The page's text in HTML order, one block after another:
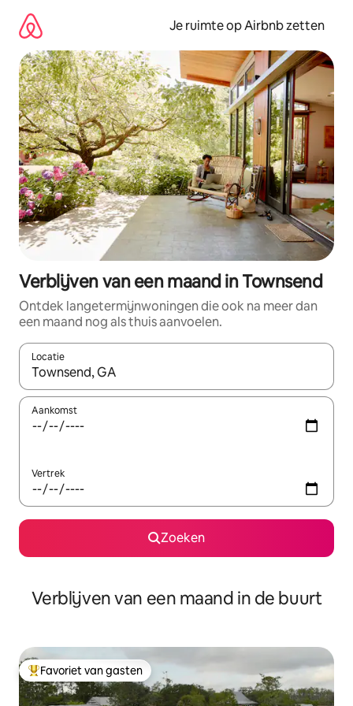
direct
naar
inhoud
Je ruimte op Airbnb zetten
Verblijven van een maand in Townsend
Ontdek langetermijnwoningen die ook na meer dan
een maand nog als thuis aanvoelen.
Locatie
Wanneer er suggesties beschikbaar zijn, maak je een keuze
Aankomst
Vertrek
Zoeken
Verblijven van een maand in de buurt
Topfavoriet van gasten
Favoriet van gasten